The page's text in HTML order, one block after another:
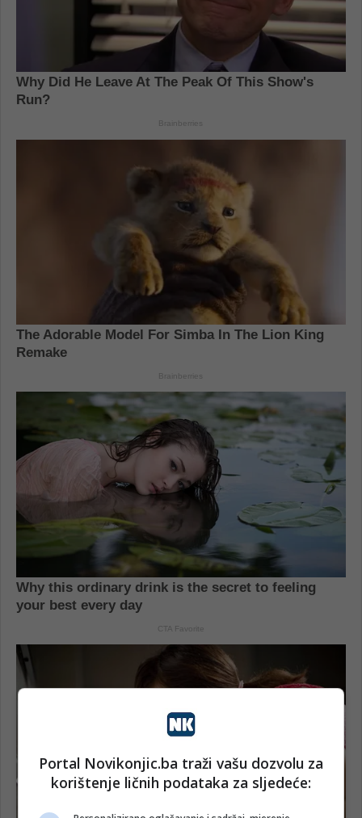
Portal Novikonjic.ba traži vašu dozvolu za
korištenje ličnih podataka za sljedeće: